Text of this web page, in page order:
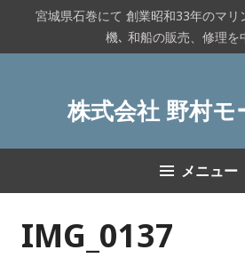
テ
宮城県石巻にて 創業昭和33年のマ
機､ 和船の販売、修理を
株式会社 野村モ
メニュー
IMG_0137